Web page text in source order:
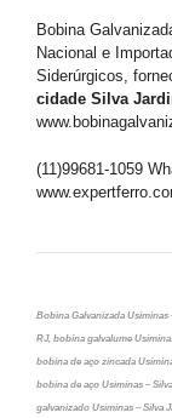
Bobina
Nacional e
Siderúrgicos,
cidade Silva
(11)99681-1059
Bobina Galvanizada Usiminas
RJ, bobina galvalume
bobina de aço zincada
bobina de aço Usiminas –
galvanizado Usiminas – Silva